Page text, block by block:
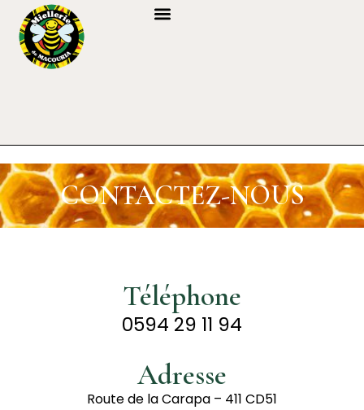
CONTACTEZ-NOUS
Téléphone
0594 29 11 94
Adresse
Route de la Carapa – 411 CD51